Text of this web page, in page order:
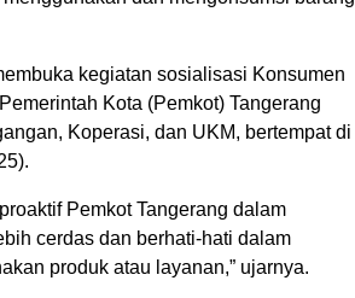
kegiatan sosialisasi Konsumen
Kota (Pemkot) Tangerang
Koperasi, dan UKM, bertempat di
Pemkot Tangerang dalam
cerdas dan berhati-hati dalam
produk atau layanan,” ujarnya.